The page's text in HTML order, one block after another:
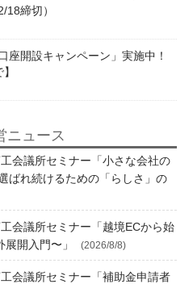
18締切）
座開設キャンペーン」実施中！
ニュース
工会議所セミナー「小さな会社の
ばれ続けるための「らしさ」の
工会議所セミナー「越境ECから始
開入門〜」
(2026/8/8)
工会議所セミナー「補助金申請者